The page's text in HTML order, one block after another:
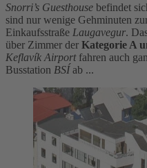
Snorri’s Guesthouse befindet
sind nur wenige Gehminuten
Einkaufsstraße Laugavegur.
über Zimmer der Kategorie A
Keflavík Airportfahren auch
Busstation BSÍab ...